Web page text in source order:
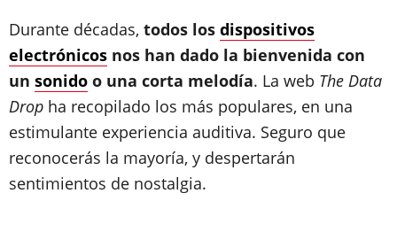
Durante décadas, todos los dispositivos
electrónicos nos han dado la bienvenida con
un sonido o una corta melodía. La web The Data
Drop ha recopilado los más populares, en una
estimulante experiencia auditiva. Seguro que
reconocerás la mayoría, y despertarán
sentimientos de nostalgia.